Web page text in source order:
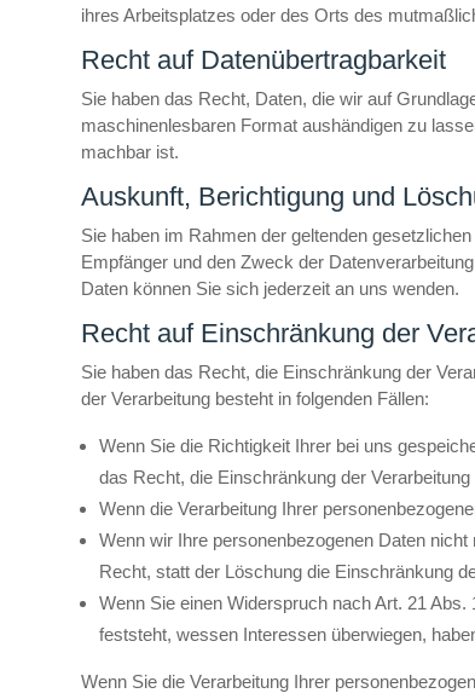
ihres Arbeitsplatzes oder des Orts des
Recht auf Daten­übertrag­barkeit
Sie haben das Recht, Daten, die wir auf
maschinenlesbaren Format aushändigen zu
machbar ist.
Auskunft, Berichtigung und
Sie haben im Rahmen der geltenden
Empfänger und den Zweck der
Daten können Sie sich jederzeit an uns wenden.
Recht auf Einschränkung der
Sie haben das Recht, die Einschränkung der
der Verarbeitung besteht in folgenden Fällen:
Wenn Sie die Richtigkeit Ihrer bei uns
das Recht, die Einschränkung der
Wenn die Verarbeitung Ihrer
Wenn wir Ihre personenbezogenen Daten
Recht, statt der Löschung die Einschränkung
Wenn Sie einen Widerspruch nach Art. 21
feststeht, wessen Interessen überwiegen,
Wenn Sie die Verarbeitung Ihrer